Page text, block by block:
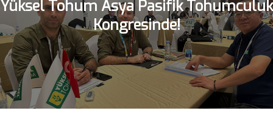
Yüksel Tohum Asya Pasifik Tohumculuk
Kongresinde!